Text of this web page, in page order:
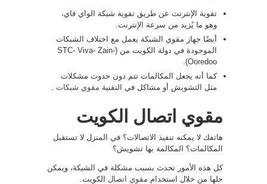
تقوية الإنترنت عن طريق تقوية شبكة الواي فاي،
وهو ما يًزيد من سرعة الإنترنت.
أيضًا جهاز مقوي الشبكة يعمل مع اختلاف الشبكات
الموجودة في دولة الكويت من (STC- Viva- Zain-
Ooredoo).
كما أنه يجعل المكالمات تتم دون حدوث مشكلات
مثل التشويش أو مشاكل في التقنية مقوي شبكات
مقوي اتصال الكويت
هاتفك لا يمكنه تنفيذ الاتصالات؟ في المنزل لا تستقبل
المكالمات؟ المكالمة بها تشويش؟
كل هذه الأمور تحدث بسبب مشكلة في الشبكة، ويمكن
حلها من خلال استخدام مقوي اتصال الكويت.